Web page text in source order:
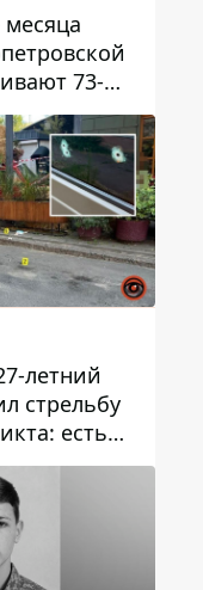
73-
летний
стрельбу
есть